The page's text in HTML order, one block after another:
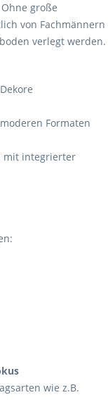
große
von Fachmännern
verlegt werden.
Formaten
mit integrierter
wie z.B.